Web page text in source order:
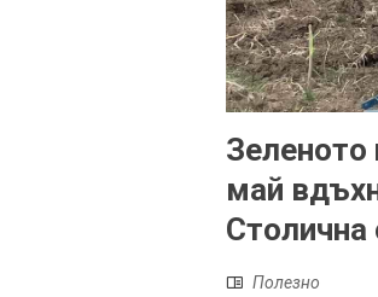
Зеленото
май
Столична
Полезно